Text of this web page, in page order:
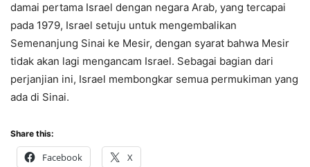
damai pertama Israel dengan negara Arab, yang tercapai
pada 1979, Israel setuju untuk mengembalikan
Semenanjung Sinai ke Mesir, dengan syarat bahwa Mesir
tidak akan lagi mengancam Israel. Sebagai bagian dari
perjanjian ini, Israel membongkar semua permukiman yang
ada di Sinai.
Share this:
Facebook X